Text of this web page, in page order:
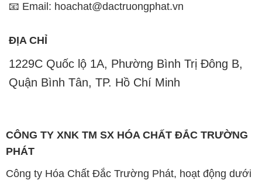
📧 Email: hoachat@dactruongphat.vn
ĐỊA CHỈ
1229C Quốc lộ 1A, Phường Bình Trị Đông B,
Quận Bình Tân, TP. Hồ Chí Minh
CÔNG TY XNK TM SX HÓA CHẤT ĐẮC TRƯỜNG
PHÁT
Công ty Hóa Chất Đắc Trường Phát, hoạt động dưới